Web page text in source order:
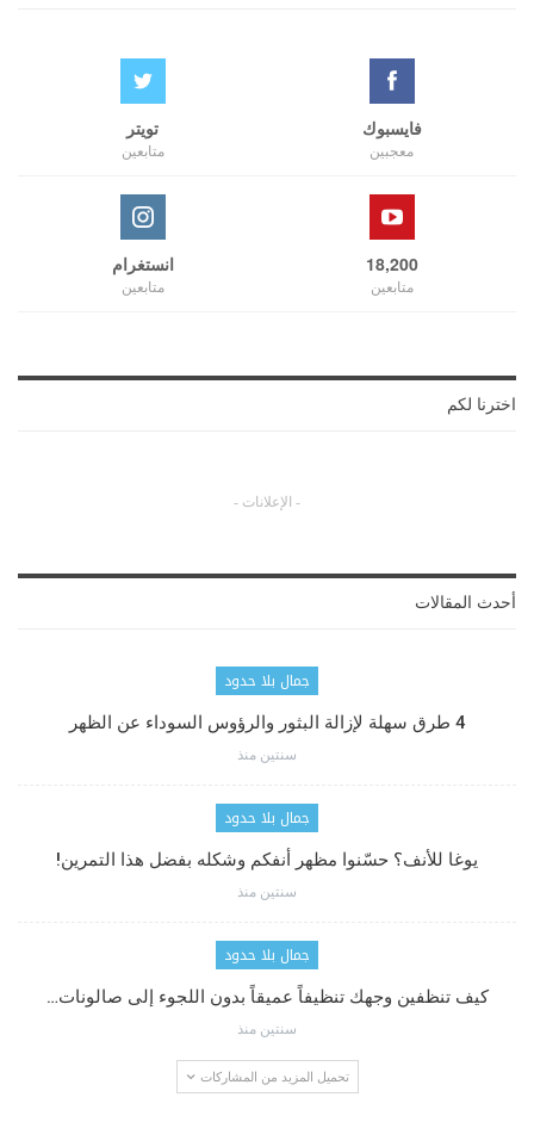
فايسبوك
معجبين
تويتر
متابعين
18,200
متابعين
انستغرام
متابعين
اخترنا لكم
- الإعلانات -
أحدث المقالات
جمال بلا حدود
4 طرق سهلة لإزالة البثور والرؤوس السوداء عن الظهر
سنتين منذ
جمال بلا حدود
يوغا للأنف؟ حسّنوا مظهر أنفكم وشكله بفضل هذا التمرين!
سنتين منذ
جمال بلا حدود
كيف تنظفين وجهك تنظيفاً عميقاً بدون اللجوء إلى صالونات…
سنتين منذ
تحميل المزيد من المشاركات